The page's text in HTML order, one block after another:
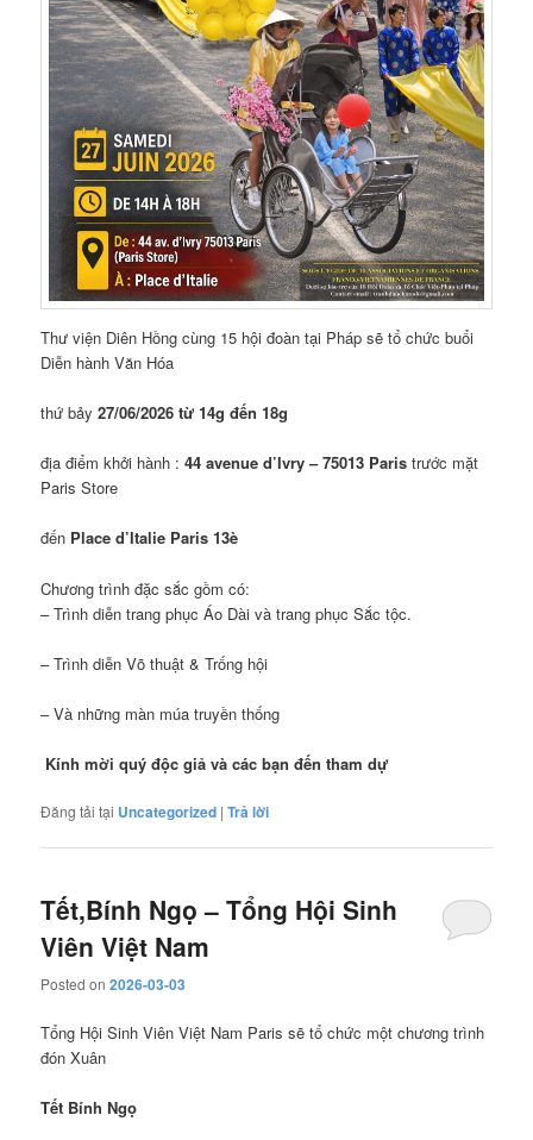
Thư viện Diên Hồng cùng 15 hội đoàn tại Pháp sẽ tổ chức buổi
Diễn hành Văn Hóa
thứ bảy27/06/2026 từ 14g đến 18g
địa điểm khởi hành :44 avenue d’Ivry – 75013 Paris trước mặt
Paris Store
đến Place d’Italie Paris 13è
Chương trình đặc sắc gồm có:
– Trình diễn trang phục Áo Dài và trang phục Sắc tộc.
– Trình diễn Võ thuật & Trống hội
– Và những màn múa truyền thống
Kính mời quý độc giả và các bạn đến tham dự
Đăng tải tại Uncategorized |Trả lời
Tết,Bính Ngọ – Tổng Hội Sinh
Viên Việt Nam
Posted on2026-03-03
Tổng Hội Sinh Viên Việt Nam Paris sẽ tổ chức một chương trình
đón Xuân
Tết Bính Ngọ